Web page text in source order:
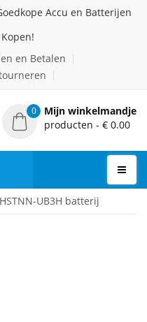
Accu en Batterijen
en Betalen
0
Mijn winkelmandje
producten - € 0.00
UB3H batterij